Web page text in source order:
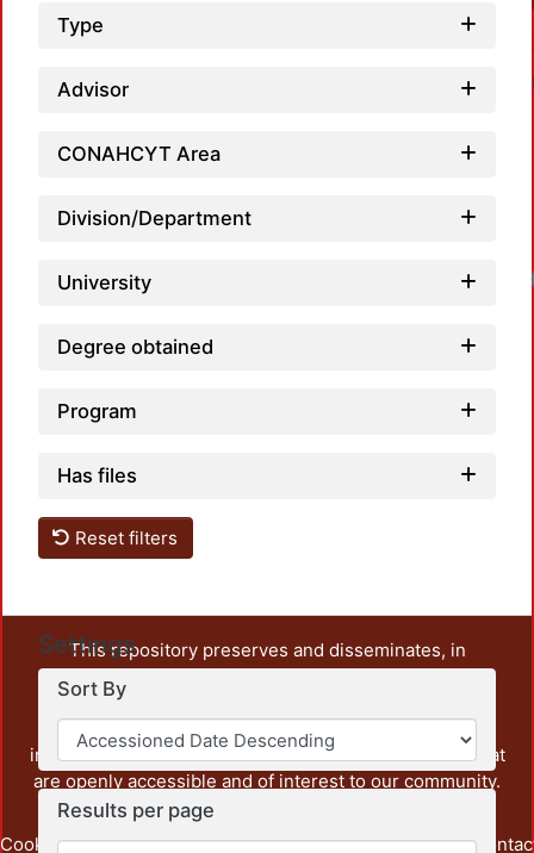
Type
Advisor
CONAHCYT Area
Division/Department
University
Degree obtained
Program
Has files
Reset filters
Settings
Sort By
Results per page
This repository preserves and disseminates, in
unrestricted open access, the teaching and research
output of UAM Azcapotzalco. It also includes some
administrative and graphic documents from the
institution, as well as content from other institutions that
are openly accessible and of interest to our community.
Cookie Privacy End User Send